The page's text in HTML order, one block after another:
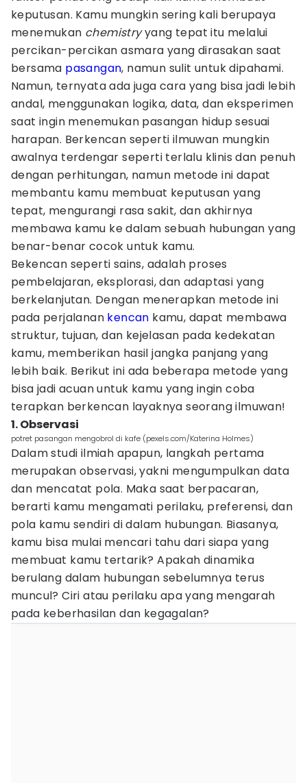
keputusan. Kamu mungkin sering kali berupaya
menemukan chemistryyang tepat itu melalui
percikan-percikan asmara yang dirasakan saat
bersama pasangan, namun sulit untuk dipahami.
Namun, ternyata ada juga cara yang bisa jadi lebih
andal, menggunakan logika, data, dan eksperimen
saat ingin menemukan pasangan hidup sesuai
harapan. Berkencan seperti ilmuwan mungkin
awalnya terdengar seperti terlalu klinis dan penuh
dengan perhitungan, namun metode ini dapat
membantu kamu membuat keputusan yang
tepat, mengurangi rasa sakit, dan akhirnya
membawa kamu ke dalam sebuah hubungan yang
benar-benar cocok untuk kamu.
Bekencan seperti sains, adalah proses
pembelajaran, eksplorasi, dan adaptasi yang
berkelanjutan. Dengan menerapkan metode ini
pada perjalanan kencan kamu, dapat membawa
struktur, tujuan, dan kejelasan pada kedekatan
kamu, memberikan hasil jangka panjang yang
lebih baik. Berikut ini ada beberapa metode yang
bisa jadi acuan untuk kamu yang ingin coba
terapkan berkencan layaknya seorang ilmuwan!
1. Observasi
potret pasangan mengobrol di kafe (pexels.com/Katerina Holmes)
Dalam studi ilmiah apapun, langkah pertama
merupakan observasi, yakni mengumpulkan data
dan mencatat pola. Maka saat berpacaran,
berarti kamu mengamati perilaku, preferensi, dan
pola kamu sendiri di dalam hubungan. Biasanya,
kamu bisa mulai mencari tahu dari siapa yang
membuat kamu tertarik? Apakah dinamika
berulang dalam hubungan sebelumnya terus
muncul? Ciri atau perilaku apa yang mengarah
pada keberhasilan dan kegagalan?